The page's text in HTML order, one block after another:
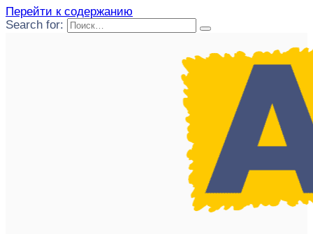
Перейти к содержанию
Search for: